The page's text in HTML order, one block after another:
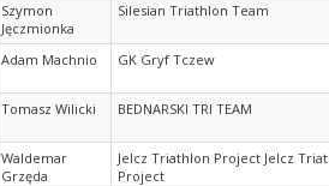
Szymon
Jęczmionka
Silesian Triathlon Team
Adam Machnio GK Gryf Tczew
Tomasz Wilicki BEDNARSKI TRI TEAM
Waldemar
Grzęda
Jelcz Triathlon Project Jelcz
Project